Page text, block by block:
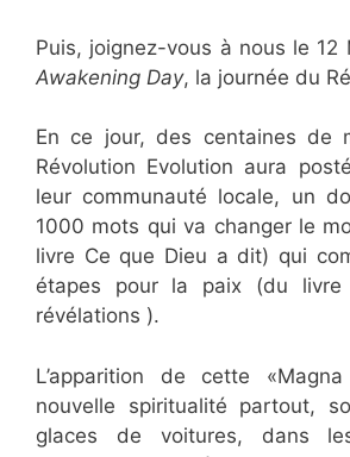
Puis, joignez-vous à nous le 12
Awakening Day, la journée du
En ce jour, des centaines de
Révolution Evolution aura
leur communauté locale, un
1000 mots qui va changer le
livre Ce que Dieu a dit) qui
étapes pour la paix (du livre
révélations ).
L’apparition de cette
nouvelle spiritualité partout,
glaces de voitures, dans